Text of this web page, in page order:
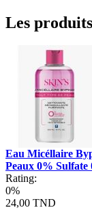
Les
Eau Micéllaire
Peaux 0% Sulfate
Rating:
0%
24,00 TND